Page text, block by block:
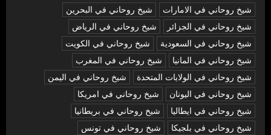
شيخ روحاني في الامارات
شيخ روحاني في البحرين
شيخ روحاني في الجزائر
شيخ روحاني في الرياض
شيخ روحاني في السعودية
شيخ روحاني في الكويت
شيخ روحاني في المانيا
شيخ روحاني في المغرب
شيخ روحاني في الولايات المتحدة
شيخ روحاني في اليمن
شيخ روحاني في اليونان
شيخ روحاني في امريكا
شيخ روحاني في ايطاليا
شيخ روحاني في بريطانيا
شيخ روحاني في بلجيكا
شيخ روحاني في تونس